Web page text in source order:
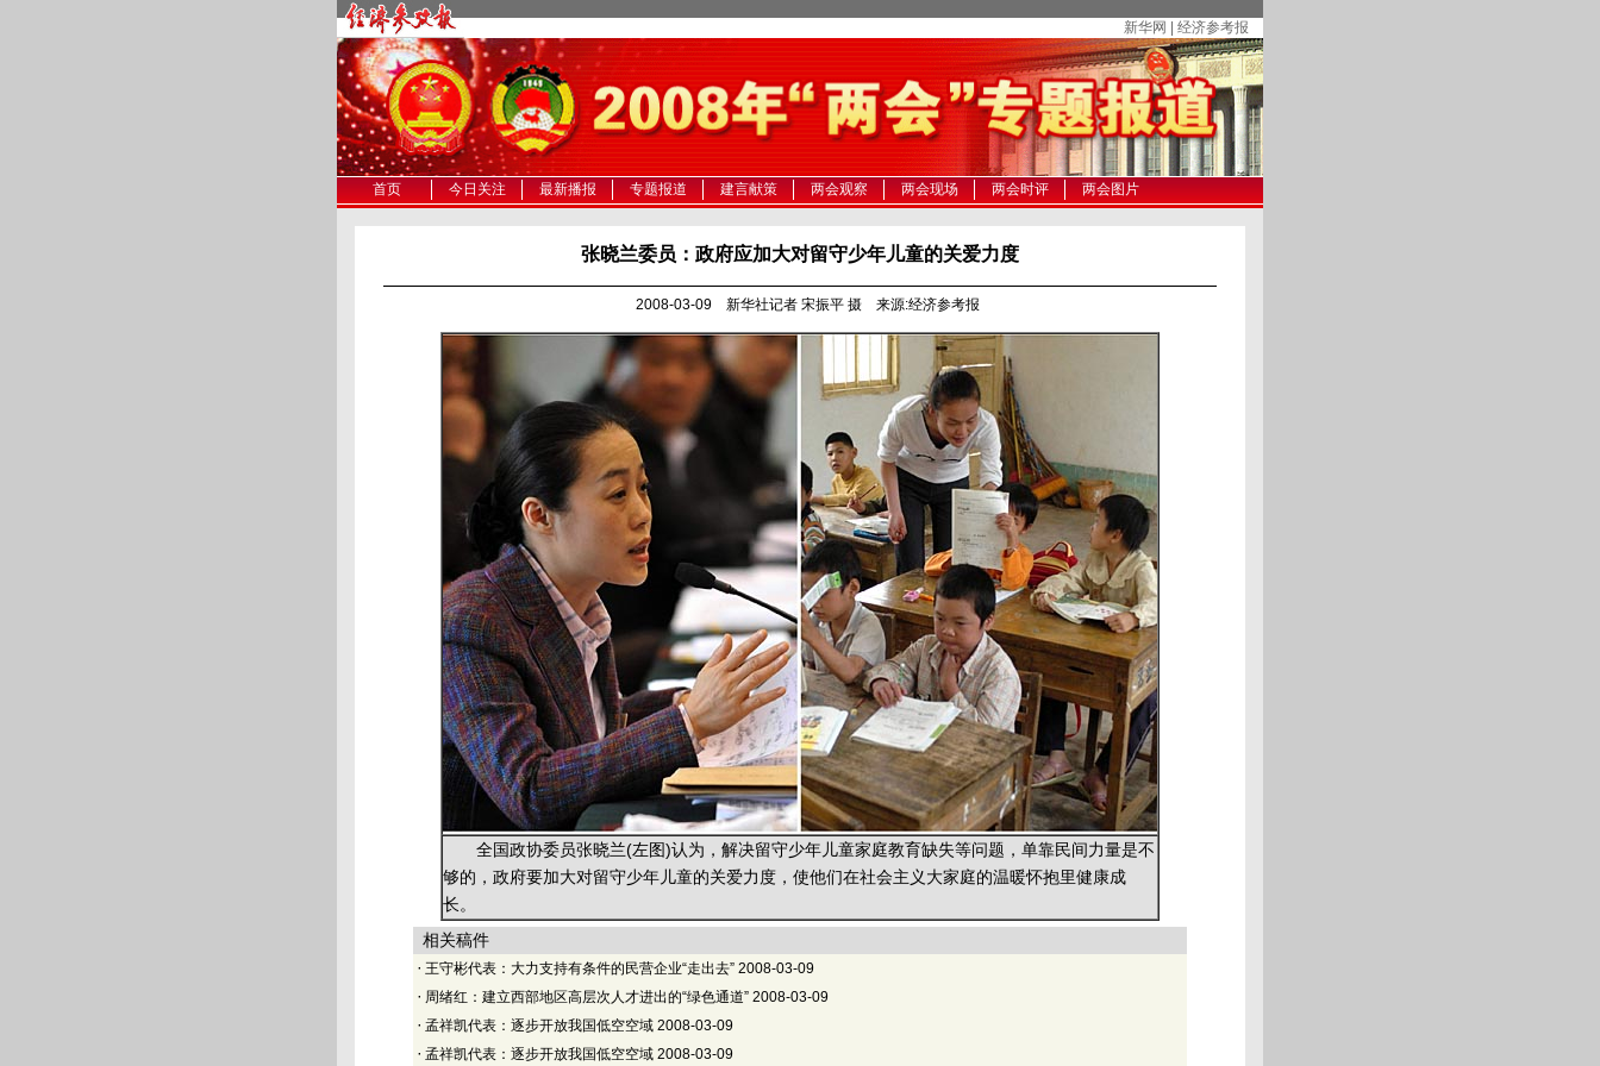
新华网 | 经济参考报
首页 今日关注 最新播报 专题报道 建言献策 两会观察 两会现场 两会时评 两会图片
张晓兰委员：政府应加大对留守少年儿童的关爱力度
2008-03-09 新华社记者 宋振平 摄 来源:经济参考报
全国政协委员张晓兰(左图)认为，解决留守少年儿童家庭教育缺失等问题，单靠民间力量是不
够的，政府要加大对留守少年儿童的关爱力度，使他们在社会主义大家庭的温暖怀抱里健康成
长。
相关稿件
· 王守彬代表：大力支持有条件的民营企业“走出去” 2008-03-09
· 周绪红：建立西部地区高层次人才进出的“绿色通道” 2008-03-09
· 孟祥凯代表：逐步开放我国低空空域 2008-03-09
· 孟祥凯代表：逐步开放我国低空空域 2008-03-09